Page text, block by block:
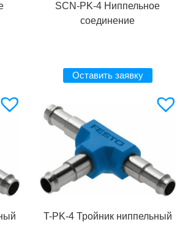
SCN-PK-4 Ниппельное
соединение
Оставить заявку
T-PK-4 Тройник ниппельный